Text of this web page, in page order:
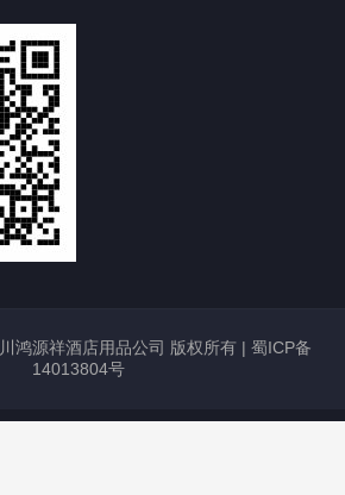
鸿源祥酒店用品公司 版权所有 | 蜀ICP备
14013804号